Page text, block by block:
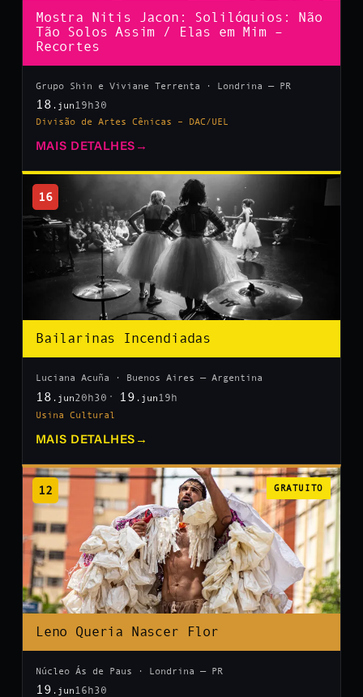
Mostra Nitis Jacon: Solilóquios: Não
Tão Solos Assim / Elas em Mim –
Recortes
Grupo Shin e Viviane Terrenta · Londrina — PR
18 .jun 19h30
Divisão de Artes Cênicas – DAC/UEL
MAIS DETALHES →
16
Bailarinas Incendiadas
Luciana Acuña · Buenos Aires — Argentina
18 .jun20h30 19 .jun 19h
Usina Cultural
MAIS DETALHES →
12 GRATUITO
Leno Queria Nascer Flor
Núcleo Ás de Paus · Londrina — PR
19 .jun 16h30